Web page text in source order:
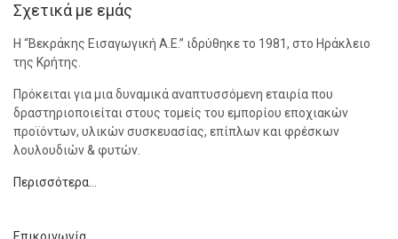
Σχετικά με εμάς
Η “Βεκράκης Εισαγωγική Α.Ε.” ιδρύθηκε το 1981, στο Ηράκλειο
της Κρήτης.
Πρόκειται για μια δυναμικά αναπτυσσόμενη εταιρία που
δραστηριοποιείται στους τομείς του εμπορίου εποχιακών
προϊόντων, υλικών συσκευασίας, επίπλων και φρέσκων
λουλουδιών & φυτών.
Περισσότερα…